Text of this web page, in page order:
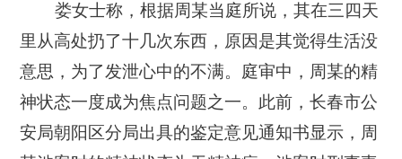
娄女士称，根据周某当庭所说，其在三四天
里从高处扔了十几次东西，原因是其觉得生活没
意思，为了发泄心中的不满。庭审中，周某的精
神状态一度成为焦点问题之一。此前，长春市公
安局朝阳区分局出具的鉴定意见通知书显示，周